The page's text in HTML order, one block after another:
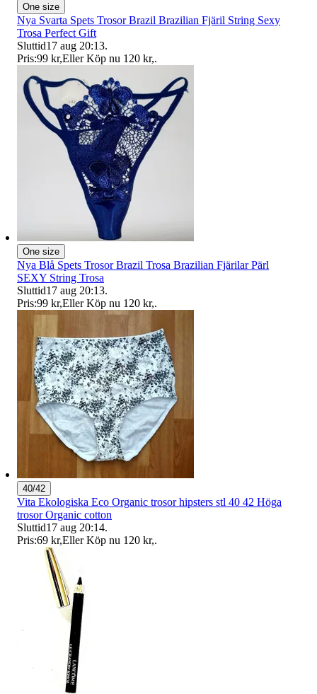
One size
Nya Svarta Spets Trosor Brazil Brazilian Fjäril String Sexy
Trosa Perfect Gift
Sluttid17 aug 20:13.
Pris:99 kr,Eller Köp nu 120 kr,.
One size
Nya Blå Spets Trosor Brazil Trosa Brazilian Fjärilar Pärl
SEXY String Trosa
Sluttid17 aug 20:13.
Pris:99 kr,Eller Köp nu 120 kr,.
40/42
Vita Ekologiska Eco Organic trosor hipsters stl 40 42 Höga
trosor Organic cotton
Sluttid17 aug 20:14.
Pris:69 kr,Eller Köp nu 120 kr,.